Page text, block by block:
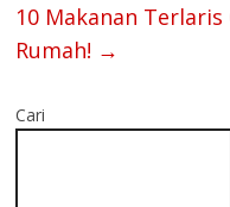
10 Makanan
Rumah! →
Cari